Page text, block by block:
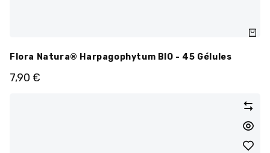
Flora Natura® Harpagophytum BIO - 45 Gélules
7,90 €